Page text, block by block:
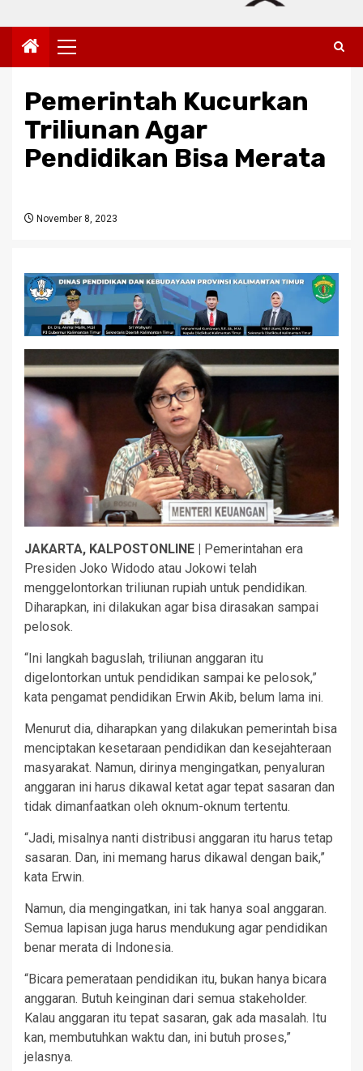
Primary
Menu
Pemerintah Kucurkan
Triliunan Agar
Pendidikan Bisa Merata
November 8, 2023
JAKARTA, KALPOSTONLINE |
Pemerintahan era
Presiden Joko Widodo atau Jokowi telah
menggelontorkan triliunan rupiah untuk pendidikan.
Diharapkan, ini dilakukan agar bisa dirasakan sampai
pelosok.
“Ini langkah baguslah, triliunan anggaran itu
digelontorkan untuk pendidikan sampai ke pelosok,”
kata pengamat pendidikan Erwin Akib, belum lama ini.
Menurut dia, diharapkan yang dilakukan pemerintah bisa
menciptakan kesetaraan pendidikan dan kesejahteraan
masyarakat. Namun, dirinya mengingatkan, penyaluran
anggaran ini harus dikawal ketat agar tepat sasaran dan
tidak dimanfaatkan oleh oknum-oknum tertentu.
“Jadi, misalnya nanti distribusi anggaran itu harus tetap
sasaran. Dan, ini memang harus dikawal dengan baik,”
kata Erwin.
Namun, dia mengingatkan, ini tak hanya soal anggaran.
Semua lapisan juga harus mendukung agar pendidikan
benar merata di Indonesia.
“Bicara pemerataan pendidikan itu, bukan hanya bicara
anggaran. Butuh keinginan dari semua stakeholder.
Kalau anggaran itu tepat sasaran, gak ada masalah. Itu
kan, membutuhkan waktu dan, ini butuh proses,”
jelasnya.